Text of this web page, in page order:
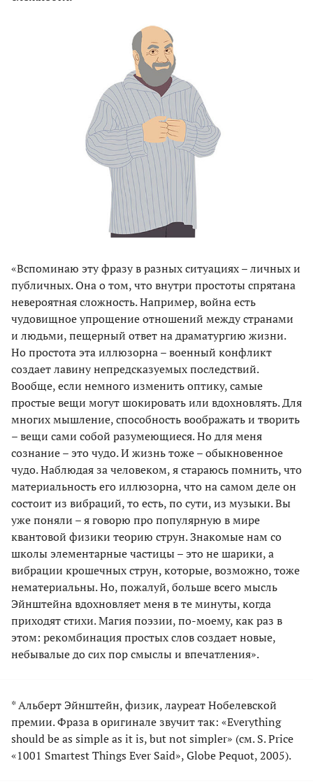
«Вспоминаю эту фразу в разных ситуациях – личных и
публичных. Она о том, что внутри простоты спрятана
невероятная сложность. Например, война есть
чудовищное упрощение отношений между странами
и людьми, пещерный ответ на драматургию жизни.
Но простота эта иллюзорна – военный конфликт
создает лавину непредсказуемых последствий.
Вообще, если немного изменить оптику, самые
простые вещи могут шокировать или вдохновлять. Для
многих мышление, способность воображать и творить
– вещи сами собой разумеющиеся. Но для меня
сознание – это чудо. И жизнь тоже – обыкновенное
чудо. Наблюдая за человеком, я стараюсь помнить, что
материальность его иллюзорна, что на самом деле он
состоит из вибраций, то есть, по сути, из музыки. Вы
уже поняли – я говорю про популярную в мире
квантовой физики теорию струн. Знакомые нам со
школы элементарные частицы – это не шарики, а
вибрации крошечных струн, которые, возможно, тоже
нематериальны. Но, пожалуй, больше всего мысль
Эйнштейна вдохновляет меня в те минуты, когда
приходят стихи. Магия поэзии, по-моему, как раз в
этом: рекомбинация простых слов создает новые,
небывалые до сих пор смыслы и впечатления».
* Альберт Эйнштейн, физик, лауреат Нобелевской
премии. Фраза в оригинале звучит так: «Everything
should be as simple as it is, but not simpler» (см. S. Price
«1001 Smartest Things Ever Said», Globe Pequot, 2005).